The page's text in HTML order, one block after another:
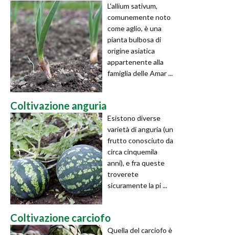
L'allium sativum,
comunemente noto
come aglio, è una
pianta bulbosa di
origine asiatica
appartenente alla
famiglia delle Amar ...
Coltivazione anguria
Esistono diverse
varietà di anguria (un
frutto conosciuto da
circa cinquemila
anni), e fra queste
troverete
sicuramente la pi ...
Coltivazione carciofo
Quella del carciofo è